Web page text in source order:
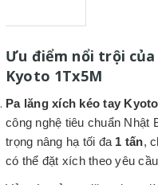
Ưu điểm nổi trội
Kyoto 1Tx5M
Pa lăng xích kéo tay
công nghệ tiêu chuẩn Nhật
trọng nâng hạ tối đa 1 tấn,
có thể đặt xích theo yêu